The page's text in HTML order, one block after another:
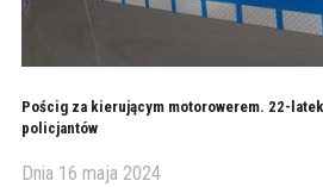
Pościg za kierującym motorowerem. 22-latek
policjantów
Dnia 16 maja 2024